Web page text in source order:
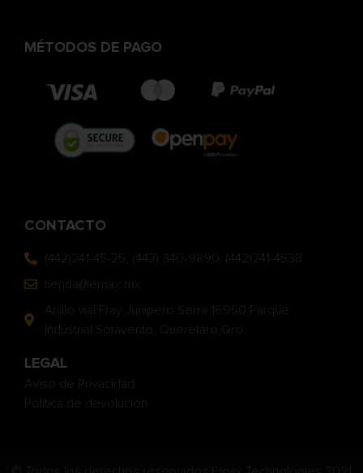
MÉTODOS DE PAGO
CONTACTO
(442)241-45-25, (442) 340-9890, (442)241-4538
tienda@emax.mx
Anillo vial Fray Junipero Serra 16950 Parque
Industrial Sotavento, Queretaro,Qro
LEGAL
Aviso de Privacidad
Política de devolución